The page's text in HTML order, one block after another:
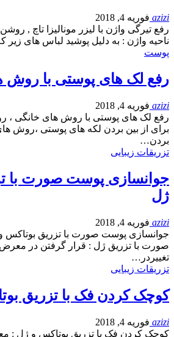
azizi فوریه 4, 2018
رفع تیرگی واژن با لیزر مونالیزا تاچ ,
ناحیه واژن : به دلیل پوشید لباس های
پوست
رفع لک های پوستی با روش
azizi فوریه 4, 2018
رفع لک های پوستی با روش های خانگی ،
برای از بین بردن لکه های پوستی ،روش
بردن…
تزریقات زیبایی
جوانسازی پوست صورت با
ژل
azizi فوریه 4, 2018
جوانسازی پوست صورت با تزریق
صورت با تزریق ژل : قرار گرفتن در
تغییردر…
تزریقات زیبایی
کوچک کردن فک با تزریق
azizi فوریه 4, 2018
کوچک کردن فک با تزریق بوتاکس و ژل :